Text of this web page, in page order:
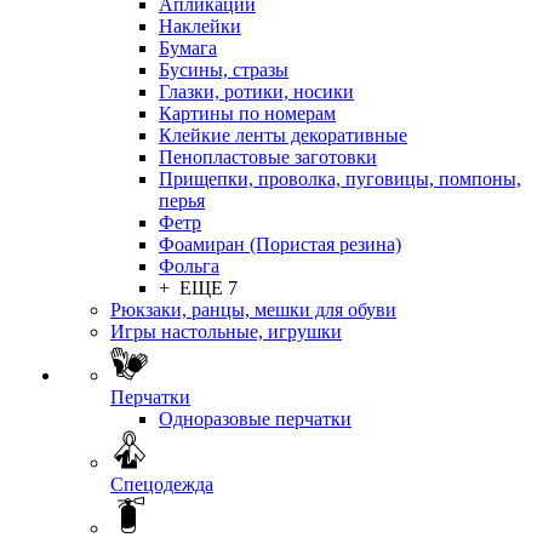
Апликации
Наклейки
Бумага
Бусины, стразы
Глазки, ротики, носики
Картины по номерам
Клейкие ленты декоративные
Пенопластовые заготовки
Прищепки, проволка, пуговицы, помпоны,
перья
Фетр
Фоамиран (Пористая резина)
Фольга
+ ЕЩЕ 7
Рюкзаки, ранцы, мешки для обуви
Игры настольные, игрушки
Перчатки
Одноразовые перчатки
Спецодежда